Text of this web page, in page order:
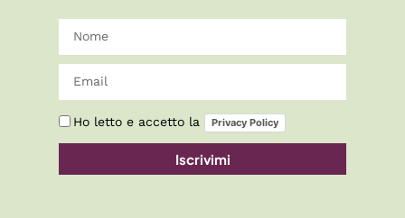
Ho letto e accetto la Privacy Policy
Iscrivimi